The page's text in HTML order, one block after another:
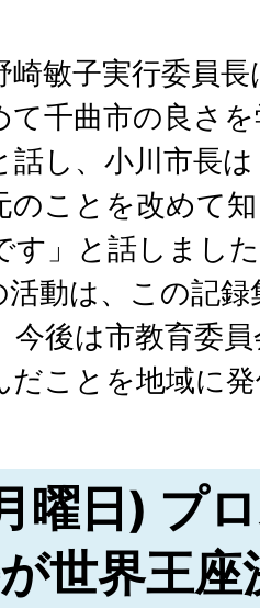
崎敏子実行委員
て千曲市の良さ
話し、小川市長
のことを改めて
す」と話しまし
活動は、この記
今後は市教育委
だことを地域に
曜日) プ
世界王